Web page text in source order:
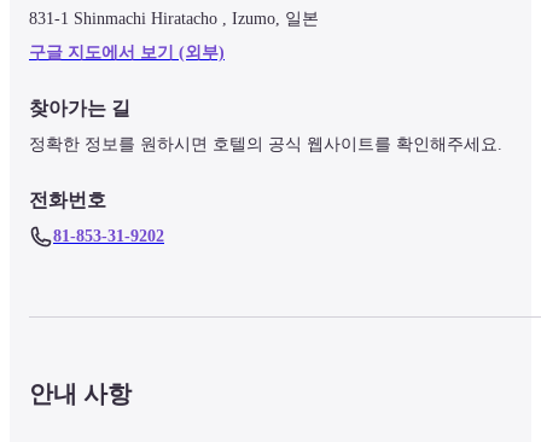
831-1 Shinmachi Hiratacho , Izumo, 일본
구글 지도에서 보기 (외부)
찾아가는 길
정확한 정보를 원하시면 호텔의 공식 웹사이트를 확인해주세요.
전화번호
81-853-31-9202
안내 사항